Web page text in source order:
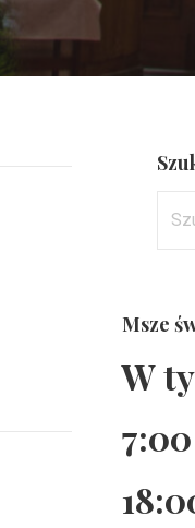
Msze
W
7:00